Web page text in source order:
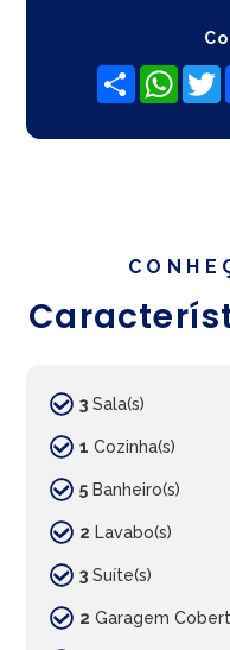
Share
3 Sala(s)
1 Cozinha(s)
5 Banheiro(s)
2 Lavabo(s)
3 Suíte(s)
2 Garagem